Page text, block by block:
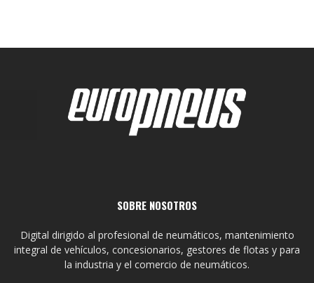
SOBRE NOSOTROS
Digital dirigido al profesional de neumáticos, mantenimiento
integral de vehículos, concesionarios, gestores de flotas y para
la industria y el comercio de neumáticos.